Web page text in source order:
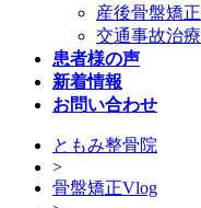
産後骨盤矯正
交通事故治療
患者様の声
新着情報
お問い合わせ
ともみ整骨院
>
骨盤矯正Vlog